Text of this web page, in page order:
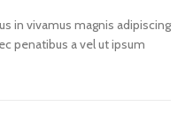
in vivamus magnis adipiscing
penatibus a vel ut ipsum